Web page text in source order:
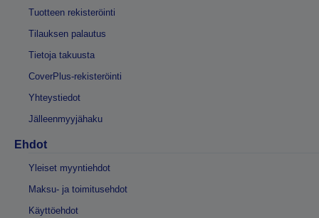
Tuotteen rekisteröinti
Tilauksen palautus
Tietoja takuusta
CoverPlus-rekisteröinti
Yhteystiedot
Jälleenmyyjähaku
Ehdot
Yleiset myyntiehdot
Maksu- ja toimitusehdot
Käyttöehdot